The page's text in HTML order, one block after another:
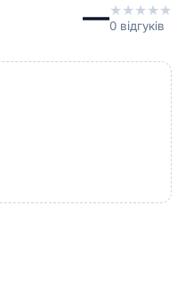
—★★★★★
0 відгуків